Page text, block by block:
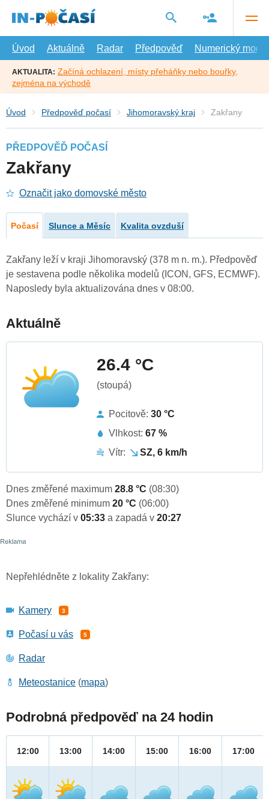
hlavní
Úvod
Aktuálně Radar Předpověď Numerický model
AKTUALITA: Začíná ochlazení, místy přeháňky nebo bouřky,
zejména na východě
Úvod Předpověď počasí Jihomoravský kraj Zakřany
PŘEDPOVĚĎ POČASÍ
Zakřany
Označit jako domovské město
Počasí Slunce a Měsíc Kvalita ovzduší
Zakřany leží v kraji Jihomoravský (378 m n. m.). Předpověď
je sestavena podle několika modelů (ICON, GFS, ECMWF).
Naposledy byla aktualizována dnes v 08:00.
Aktuálně
26.4 °C
(stoupá)
Pocitově: 30 °C
Vlhkost: 67 %
Vítr:
SZ, 6 km/h
Dnes změřené maximum 28.8 °C (08:30)
Dnes změřené minimum 20 °C (06:00)
Slunce vychází v 05:33 a zapadá v 20:27
Nepřehlédněte z lokality Zakřany:
Kamery 3
Počasí u vás 5
Radar
Meteostanice (mapa)
Podrobná předpověď na 24 hodin
12:00 13:00 14:00 15:00 16:00 17:00